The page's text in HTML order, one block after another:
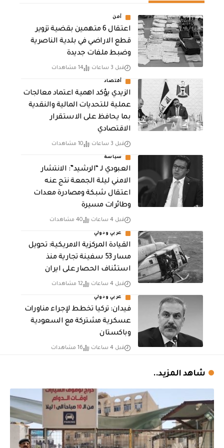
أمن
اعتقال 6 متهمين بقضية تزوير
قطع الاراضي في بلدية الناصرية
وضبط ملفات جديدة
قبل 3 ساعات 14 مشاهدات
أقتصاد
الزيدي يؤكد اهمية اعتماد معالجات
عملية للتحديات المالية والنقدية
بما يحافظ على الاستقرار
الاقتصادي
قبل 3 ساعات 10 مشاهدات
سياسة
العبودي لـ “الرشيد”: الانتشار
الامني ليلة الجمعة نتج عنه
اعتقال شبكة ومصادرة معدات
وطائرات مسيرة
قبل 4 ساعات 40 مشاهدات
عربي ودولي
القيادة المركزية الامريكية: تحويل
مسار 53 سفينة تجارية منذ
استئناف الحصار على ايران
قبل 4 ساعات 12 مشاهدات
عربي ودولي
فيدان: تركيا تخطط لإجراء مناورات
عسكرية مشتركة مع السعودية
وباكستان
قبل 4 ساعات 16 مشاهدات
شاهد المزيد..